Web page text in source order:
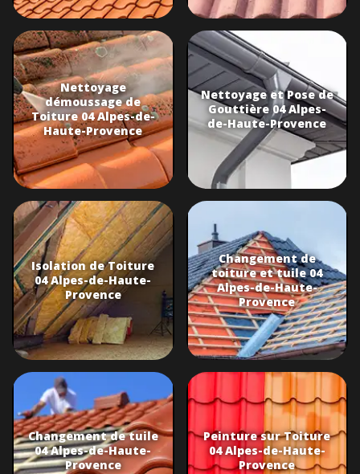
Nettoyage
démoussage de
Toiture 04 Alpes-de-
Haute-Provence
Nettoyage et Pose de
Gouttière 04 Alpes-
de-Haute-Provence
Isolation de Toiture
04 Alpes-de-Haute-
Provence
Changement de
toiture et tuile 04
Alpes-de-Haute-
Provence
Changement de tuile
04 Alpes-de-Haute-
Provence
Peinture sur Toiture
04 Alpes-de-Haute-
Provence